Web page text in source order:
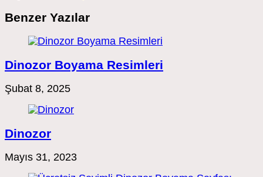
Benzer Yazılar
Dinozor Boyama Resimleri
Şubat 8, 2025
Dinozor
Mayıs 31, 2023